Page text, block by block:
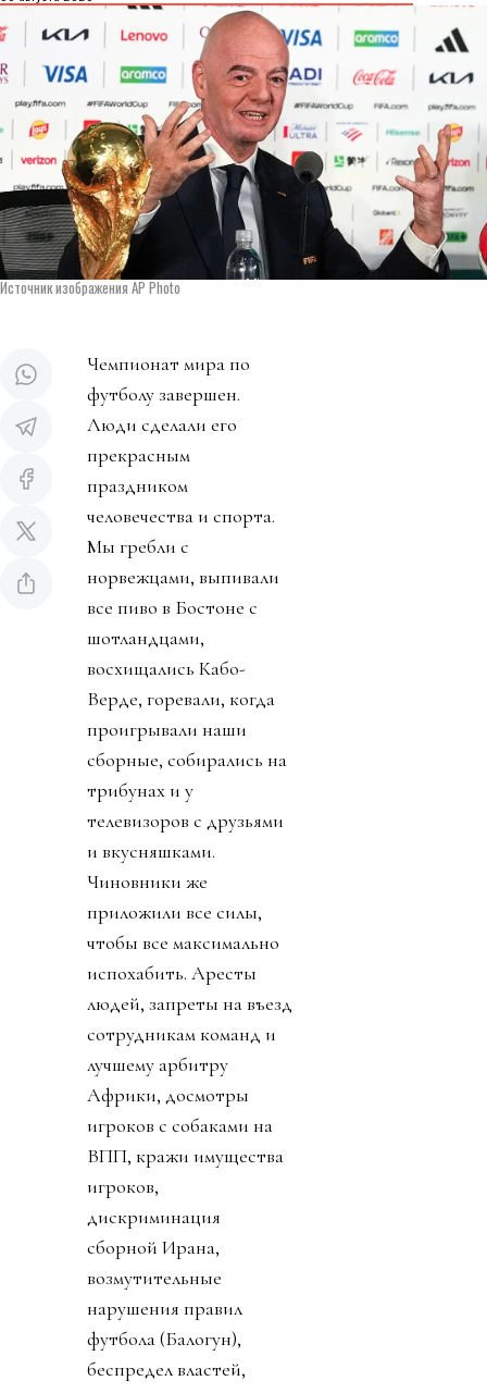
Источник изображения AP Photo
Чемпионат мира по
футболу завершен.
Люди сделали его
прекрасным
праздником
человечества и спорта.
Мы гребли с
норвежцами, выпивали
все пиво в Бостоне с
шотландцами,
восхищались Кабо-
Верде, горевали, когда
проигрывали наши
сборные, собирались на
трибунах и у
телевизоров с друзьями
и вкусняшками.
Чиновники же
приложили все силы,
чтобы все максимально
испохабить. Аресты
людей, запреты на въезд
сотрудникам команд и
лучшему арбитру
Африки, досмотры
игроков с собаками на
ВПП, кражи имущества
игроков,
дискриминация
сборной Ирана,
возмутительные
нарушения правил
футбола (Балогун),
беспредел властей,